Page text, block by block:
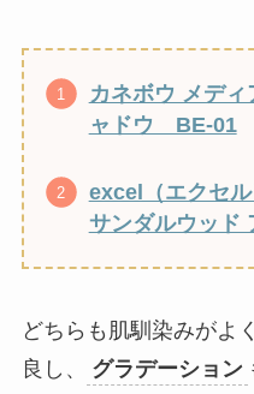
カネボウ メデ
ャドウ BE-01
excel（エクセ
サンダルウッド
どちらも肌馴染みがよく
良し、
グラデーション